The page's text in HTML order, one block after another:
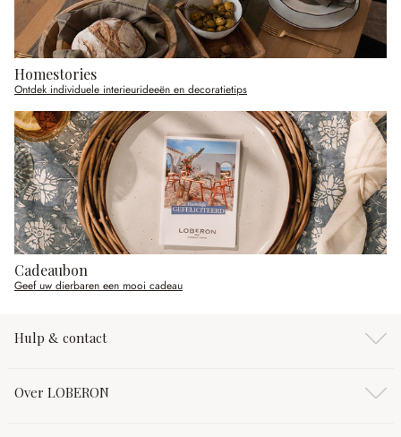
Homestories
Ontdek individuele interieurideeën en decoratietips
Cadeaubon
Geef uw dierbaren een mooi cadeau
Hulp & contact
Over LOBERON